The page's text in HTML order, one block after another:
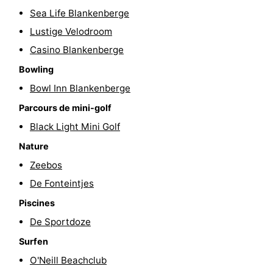
jeux
intérieures
Parcours
mini-
golf
Centres
bien-
être
Villages
villes
Nature
Sports
Piscines
Randonnée
Terrains
Surfen
Sea Life Blankenberge
Lustige Velodroom
Casino Blankenberge
Bowling
Bowl Inn Blankenberge
Parcours de mini-golf
Black Light Mini Golf
Nature
Zeebos
De Fonteintjes
Piscines
De Sportdoze
Surfen
O'Neill Beachclub